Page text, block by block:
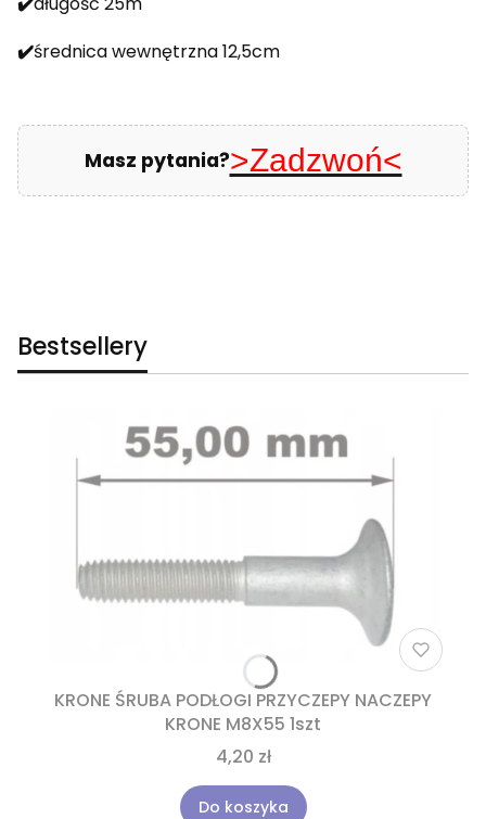
✔️średnica wewnętrzna 12,5cm
Masz pytania?>Zadzwoń<
Bestsellery
KRONE ŚRUBA PODŁOGI PRZYCZEPY NACZEPY
KRONE M8X55 1szt
4,20 zł
Do koszyka